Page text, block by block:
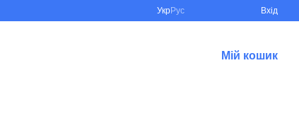
УкрРус Вхід
Мій кошик